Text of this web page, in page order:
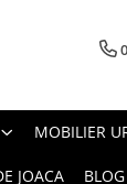
MOBILIER
JOACA BLOG